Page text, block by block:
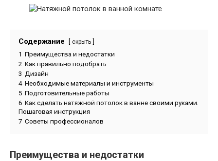
Содержание скрыть
1 Преимущества и недостатки
2 Как правильно подобрать
3 Дизайн
4 Необходимые материалы и инструменты
5 Подготовительные работы
6 Как сделать натяжной потолок в ванне своими руками.
Пошаговая инструкция
7 Советы профессионалов
Преимущества и недостатки